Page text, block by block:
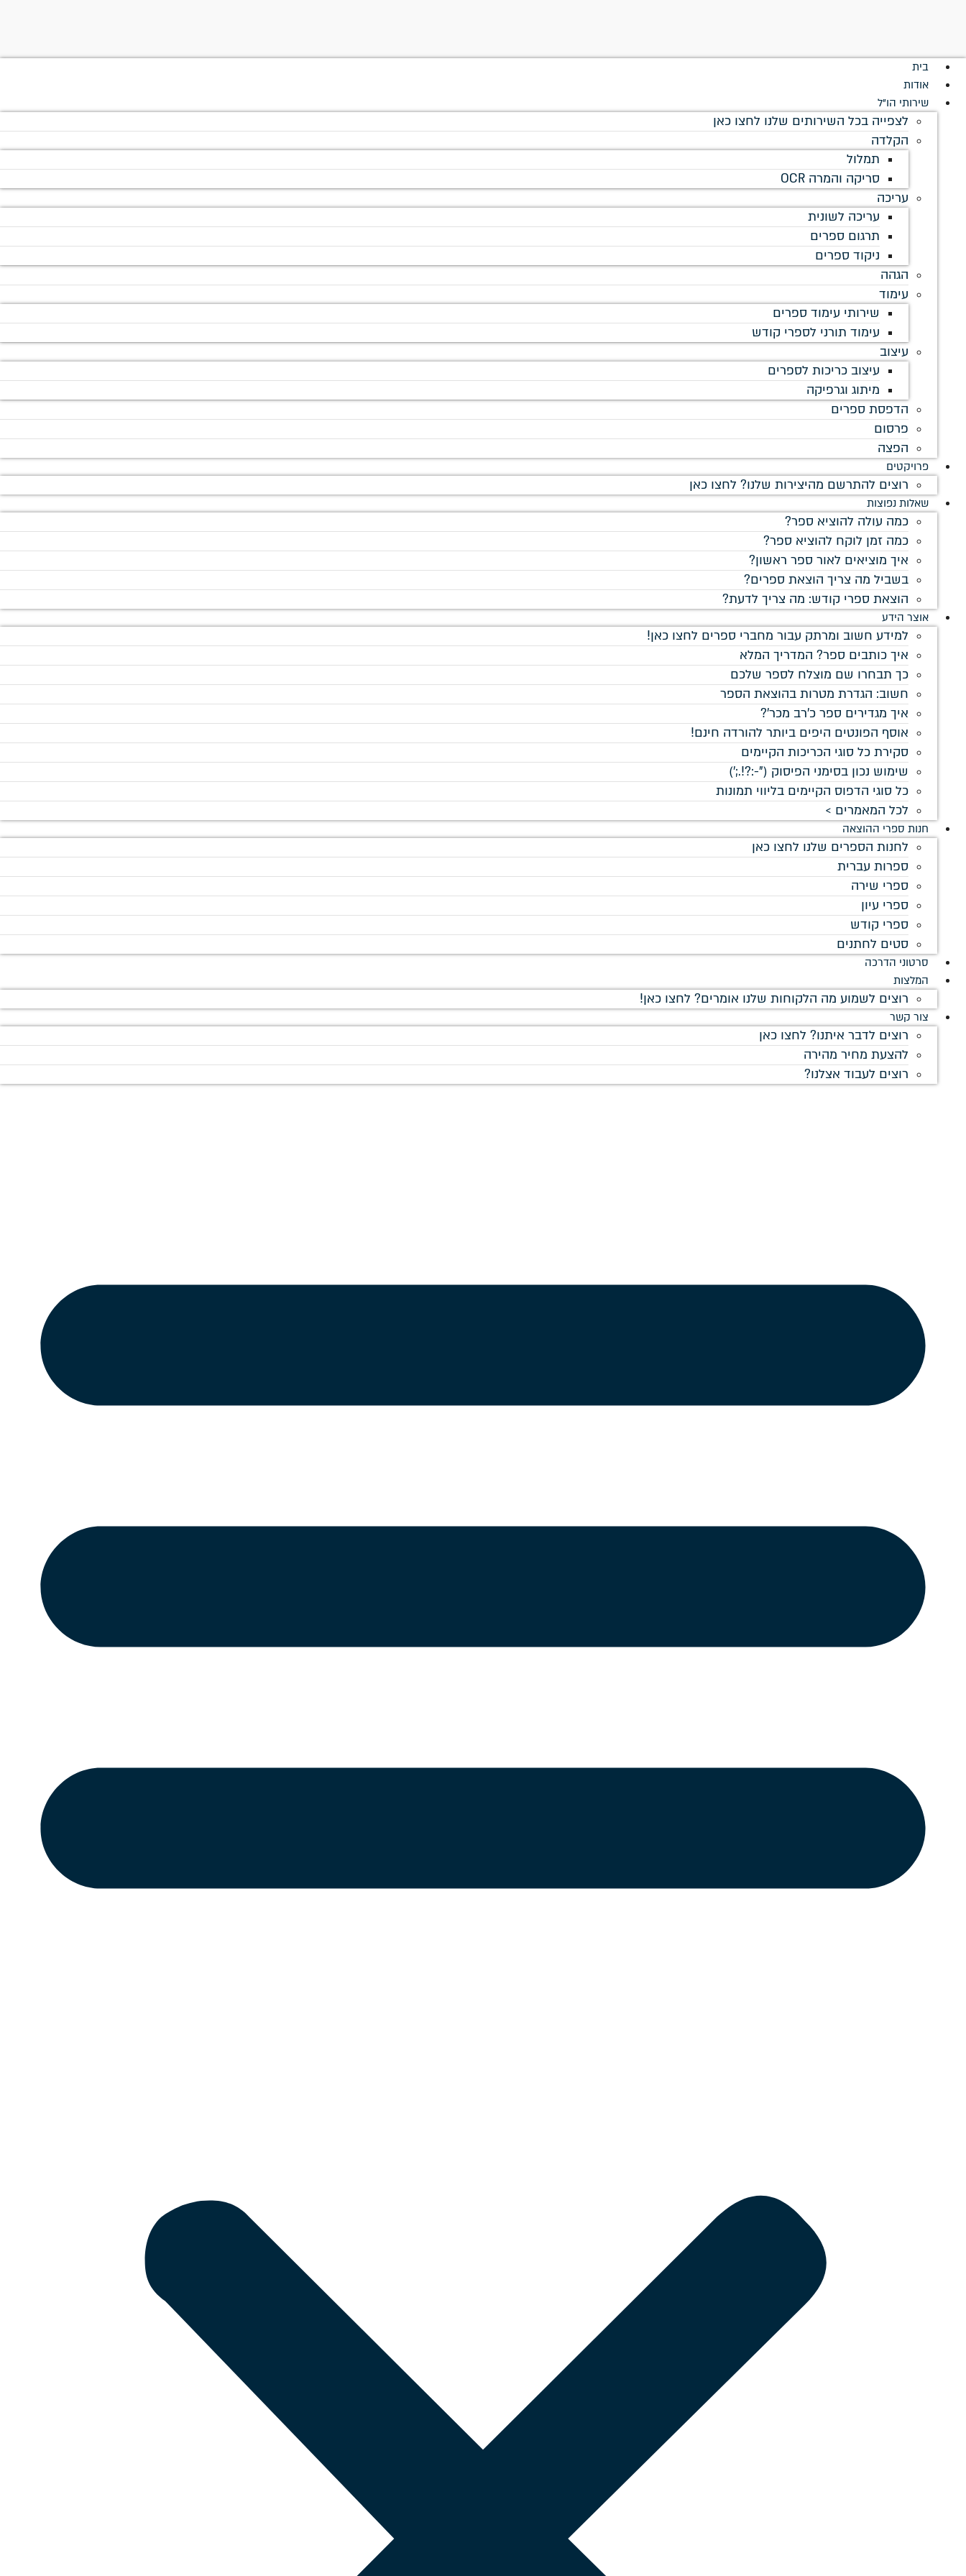
בית
אודות
שירותי הו"ל
לצפייה בכל השירותים שלנו לחצו כאן
הקלדה
תמלול
סריקה והמרה OCR
עריכה
עריכה לשונית
תרגום ספרים
ניקוד ספרים
הגהה
עימוד
שירותי עימוד ספרים
עימוד תורני לספרי קודש
עיצוב
עיצוב כריכות לספרים
מיתוג וגרפיקה
הדפסת ספרים
פרסום
הפצה
פרויקטים
רוצים להתרשם מהיצירות שלנו? לחצו כאן
שאלות נפוצות
כמה עולה להוציא ספר?
כמה זמן לוקח להוציא ספר?
איך מוציאים לאור ספר ראשון?
בשביל מה צריך הוצאת ספרים?
הוצאת ספרי קודש: מה צריך לדעת?
אוצר הידע
למידע חשוב ומרתק עבור מחברי ספרים לחצו כאן!
איך כותבים ספר? המדריך המלא
כך תבחרו שם מוצלח לספר שלכם
חשוב: הגדרת מטרות בהוצאת הספר
איך מגדירים ספר כ'רב מכר'?
אוסף הפונטים היפים ביותר להורדה חינם!
סקירת כל סוגי הכריכות הקיימים
שימוש נכון בסימני הפיסוק ("-:?!.;')
כל סוגי הדפוס הקיימים בליווי תמונות
לכל המאמרים >
חנות ספרי ההוצאה
לחנות הספרים שלנו לחצו כאן
ספרות עברית
ספרי שירה
ספרי עיון
ספרי קודש
סטים לחתנים
סרטוני הדרכה
המלצות
רוצים לשמוע מה הלקוחות שלנו אומרים? לחצו כאן!
צור קשר
רוצים לדבר איתנו? לחצו כאן
להצעת מחיר מהירה
רוצים לעבוד אצלנו?